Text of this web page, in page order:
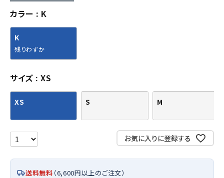
カラー K
K
残りわずか
サイズ XS
XS S M
お気に入りに登録する
送料無料 （6,600円以上のご注文）